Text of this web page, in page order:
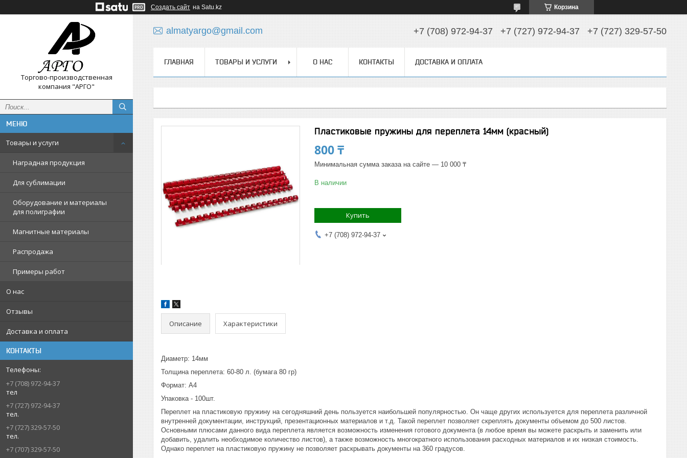
Создать сайт на Satu.kz Корзина
Торгово-производственная
компания "АРГО"
Товары и услуги
Наградная продукция
Для сублимации
Оборудование и материалы
для полиграфии
Магнитные материалы
Распродажа
Примеры работ
О нас
Отзывы
Доставка и оплата
КОНТАКТЫ
+7 (708) 972-94-37
тел
+7 (727) 972-94-37
тел.
+7 (727) 329-57-50
тел.
+7 (707) 329-57-50
almatyargo@gmail.com +7 (708) 972-94-37 +7 (727) 972-94-37 +7 (727) 329-57-50
ГЛАВНАЯ ТОВАРЫ И УСЛУГИ О НАС КОНТАКТЫ ДОСТАВКА И ОПЛАТА
Пластиковые пружины для переплета 14мм (красный)
800 ₸
Минимальная сумма заказа на сайте — 10 000 ₸
В наличии
Купить
+7 (708) 972-94-37
Описание Характеристики
Диаметр: 14мм
Толщина переплета: 60-80 л. (бумага 80 гр)
Формат: А4
Упаковка - 100шт.
Переплет на пластиковую пружину на сегодняшний день пользуется наибольшей популярностью. Он чаще других используется для переплета различной
внутренней документации, инструкций, презентационных материалов и т.д. Такой переплет позволяет скреплять документы объемом до 500 листов.
Основными плюсами данного вида переплета является возможность изменения готового документа (в любое время вы можете раскрыть и заменить или
добавить, удалить необходимое количество листов), а также возможность многократного использования расходных материалов и их низкая стоимость.
Однако переплет на пластиковую пружину не позволяет раскрывать документы на 360 градусов.